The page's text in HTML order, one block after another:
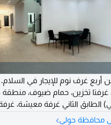
غرف نوم للإيجار في السلام.
تخزين، حمام ضيوف، منطقة
الطابق الثاني غرفة معيشة،
تشتركان في حمام واحد (غرفة
محافظة حولي›